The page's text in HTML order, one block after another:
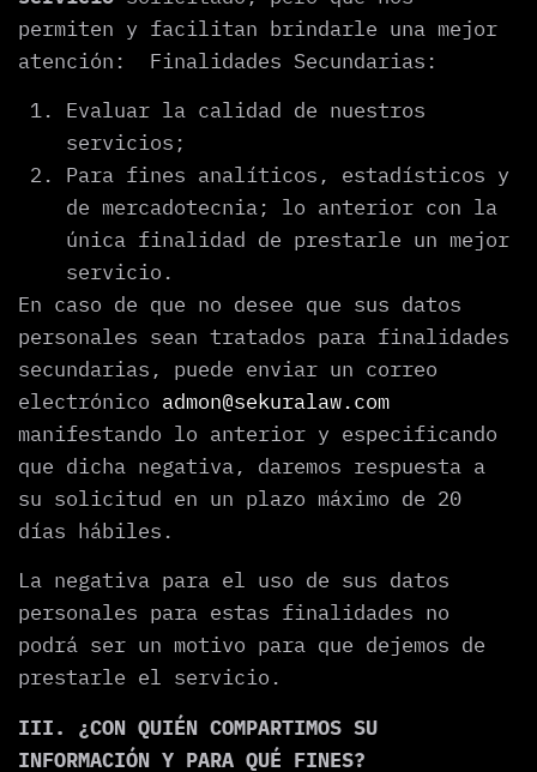
permiten y facilitan brindarle una mejor
atención: Finalidades Secundarias:
Evaluar la calidad de nuestros
servicios;
Para fines analíticos, estadísticos y
de mercadotecnia; lo anterior con la
única finalidad de prestarle un mejor
servicio.
En caso de que no desee que sus datos
personales sean tratados para finalidades
secundarias, puede enviar un correo
electrónico admon@sekuralaw.com
manifestando lo anterior y especificando
que dicha negativa, daremos respuesta a
su solicitud en un plazo máximo de 20
días hábiles.
La negativa para el uso de sus datos
personales para estas finalidades no
podrá ser un motivo para que dejemos de
prestarle el servicio.
III. ¿CON QUIÉN COMPARTIMOS SU
INFORMACIÓN Y PARA QUÉ FINES?